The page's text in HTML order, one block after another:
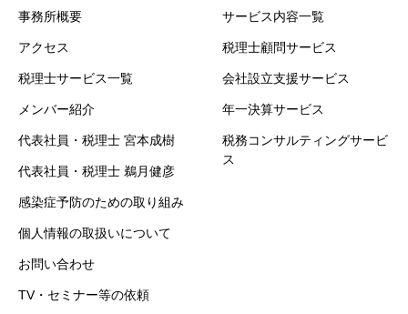
事務所概要
アクセス
税理士サービス一覧
メンバー紹介
代表社員・税理士 宮本成樹
代表社員・税理士 鵜月健彦
感染症予防のための取り組み
個人情報の取扱いについて
お問い合わせ
TV・セミナー等の依頼
サービス内容一覧
税理士顧問サービス
会社設立支援サービス
年一決算サービス
税務コンサルティングサービ
ス